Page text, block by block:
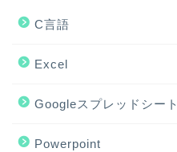
C言語
Excel
Googleスプレッドシート
Powerpoint